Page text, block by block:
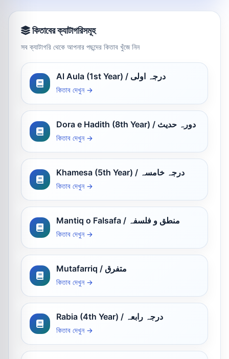
কিতাবের ক্যাটাগরিসমূহ
সব ক্যাটাগরি থেকে আপনার পছন্দের কিতাব খুঁজে নিন
Al Aula (1st Year) / درجہ اولی
কিতাব দেখুন →
Dora e Hadith (8th Year) / دورہ حدیث
কিতাব দেখুন →
Khamesa (5th Year) / درجہ خامسہ
কিতাব দেখুন →
Mantiq o Falsafa / منطق و فلسفہ
কিতাব দেখুন →
Mutafarriq / متفرق
কিতাব দেখুন →
Rabia (4th Year) / درجہ رابعہ
কিতাব দেখুন →